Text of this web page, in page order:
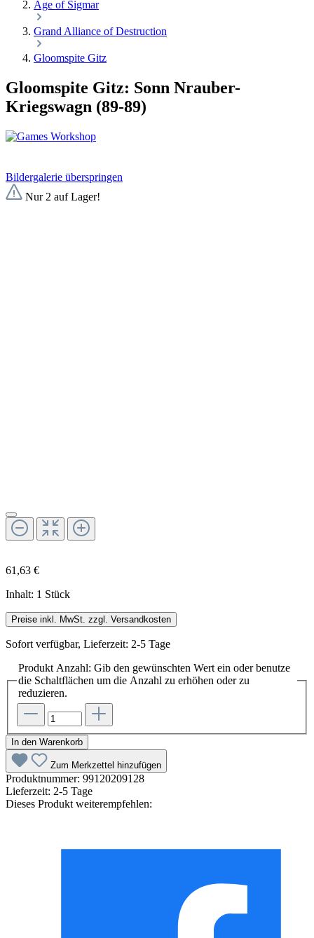
Age of Sigmar
Grand Alliance of Destruction
Gloomspite Gitz
Gloomspite Gitz: Sonn Nrauber-
Kriegswagn (89-89)
Bildergalerie überspringen
Nur 2 auf Lager!
61,63 €
Inhalt: 1 Stück
Preise inkl. MwSt. zzgl. Versandkosten
Sofort verfügbar, Lieferzeit: 2-5 Tage
Produkt Anzahl: Gib den gewünschten Wert ein oder benutze
die Schaltflächen um die Anzahl zu erhöhen oder zu
reduzieren.
In den Warenkorb
Zum Merkzettel hinzufügen
Produktnummer: 99120209128
Lieferzeit: 2-5 Tage
Dieses Produkt weiterempfehlen: